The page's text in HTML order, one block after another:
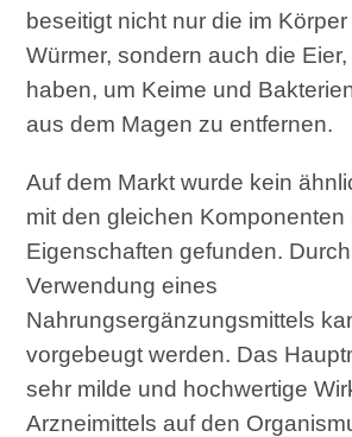
beseitigt nicht nur die im
Würmer, sondern auch die
haben, um Keime und
aus dem Magen zu entfernen.
Auf dem Markt wurde kein
mit den gleichen Komponenten
Eigenschaften gefunden.
Verwendung eines
Nahrungsergänzungsmittels
vorgebeugt werden. Das
sehr milde und hochwertige
Arzneimittels auf den